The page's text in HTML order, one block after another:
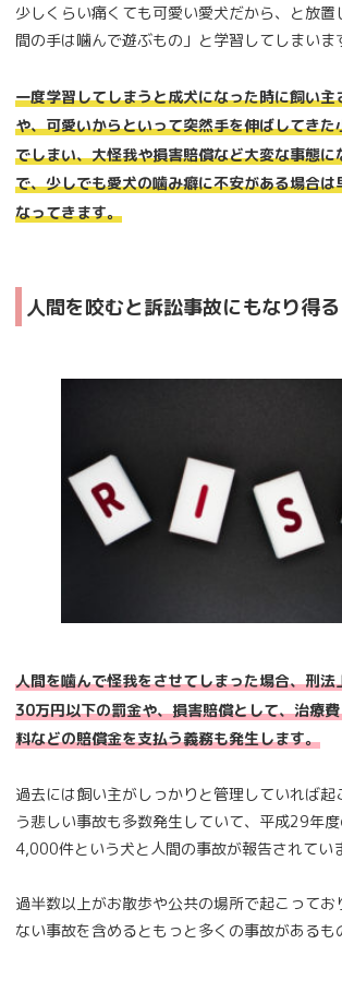
少しくらい痛くても可愛い愛犬だから、と放
間の手は噛んで遊ぶもの」と学習してしまいま
一度学習してしまうと成犬になった時に飼い主
や、可愛いからといって突然手を伸ばしてきた
でしまい、大怪我や損害賠償など大変な事態に
で、少しでも愛犬の噛み癖に不安がある場合は
なってきます。
人間を咬むと訴訟事故にもなり得る
人間を噛んで怪我をさせてしまった場合、刑法
30万円以下の罰金や、損害賠償として、治療
料などの賠償金を支払う義務も発生します。
過去には飼い主がしっかりと管理していれば起
う悲しい事故も多数発生していて、平成29年
4,000件という犬と人間の事故が報告されてい
過半数以上がお散歩や公共の場所で起こって
ない事故を含めるともっと多くの事故があるも